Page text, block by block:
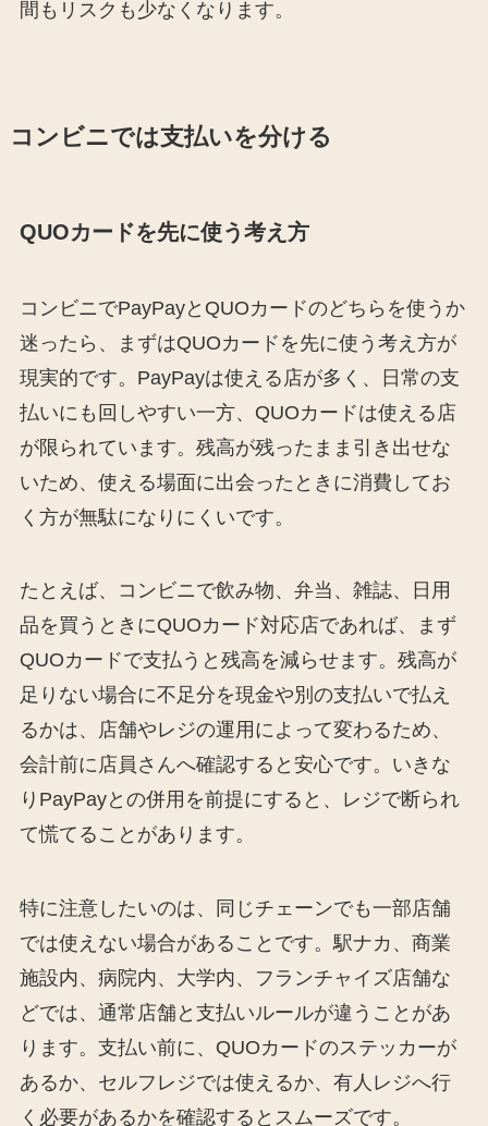
間もリスクも少なくなります。
コンビニでは支払いを分ける
QUOカードを先に使う考え方
コンビニでPayPayとQUOカードのどちらを使うか
迷ったら、まずはQUOカードを先に使う考え方が
現実的です。PayPayは使える店が多く、日常の支
払いにも回しやすい一方、QUOカードは使える店
が限られています。残高が残ったまま引き出せな
いため、使える場面に出会ったときに消費してお
く方が無駄になりにくいです。
たとえば、コンビニで飲み物、弁当、雑誌、日用
品を買うときにQUOカード対応店であれば、まず
QUOカードで支払うと残高を減らせます。残高が
足りない場合に不足分を現金や別の支払いで払え
るかは、店舗やレジの運用によって変わるため、
会計前に店員さんへ確認すると安心です。いきな
りPayPayとの併用を前提にすると、レジで断られ
て慌てることがあります。
特に注意したいのは、同じチェーンでも一部店舗
では使えない場合があることです。駅ナカ、商業
施設内、病院内、大学内、フランチャイズ店舗な
どでは、通常店舗と支払いルールが違うことがあ
ります。支払い前に、QUOカードのステッカーが
あるか、セルフレジでは使えるか、有人レジへ行
く必要があるかを確認するとスムーズです。